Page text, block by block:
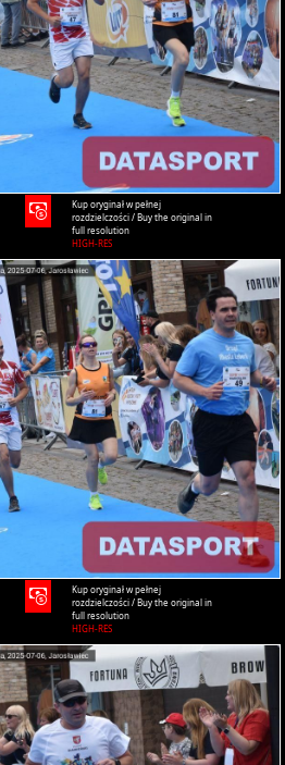
Kup oryginał w pełnej
rozdzielczości / Buy the original in
full resolution
HIGH-RES
Kup oryginał w pełnej
rozdzielczości / Buy the original in
full resolution
HIGH-RES